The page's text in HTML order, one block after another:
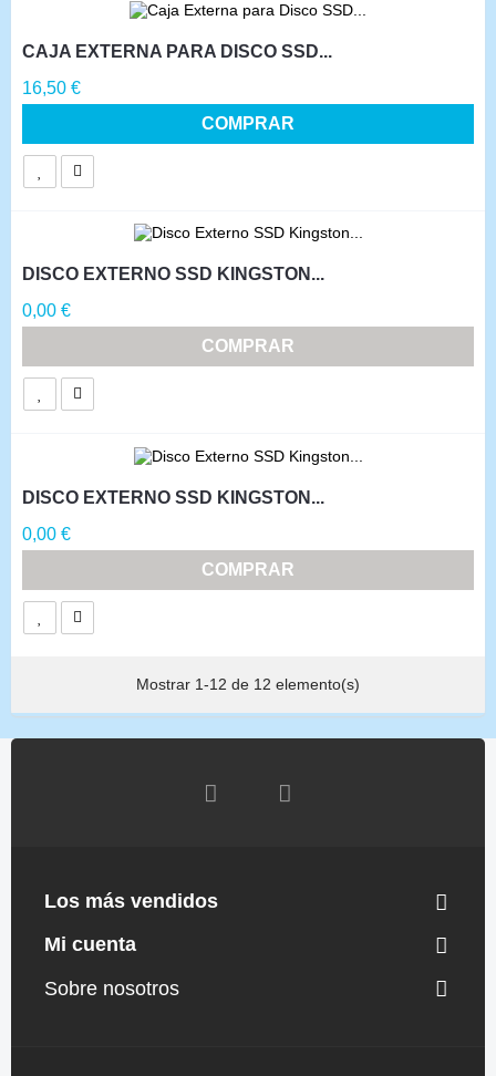
CAJA EXTERNA PARA DISCO SSD...
Precio
16,50 €
COMPRAR
DISCO EXTERNO SSD KINGSTON...
Precio
0,00 €
COMPRAR
DISCO EXTERNO SSD KINGSTON...
Precio
0,00 €
COMPRAR
Mostrar 1-12 de 12 elemento(s)
Los más vendidos
Mi cuenta
Sobre nosotros